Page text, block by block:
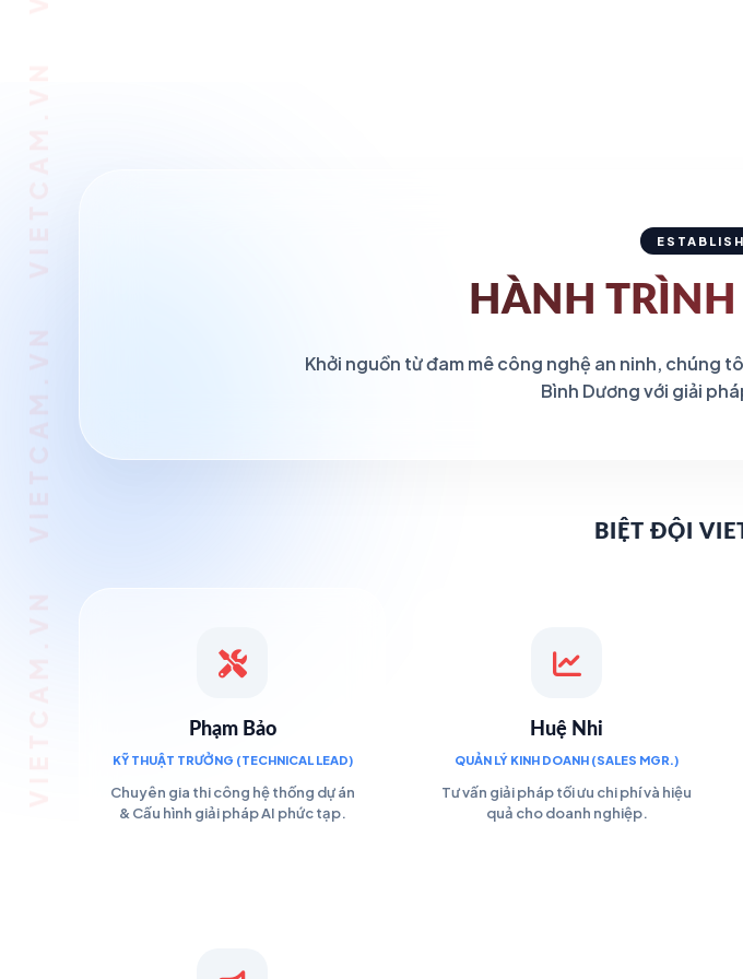
HÀNH TRÌNH
Khởi nguồn từ đam mê công nghệ an ninh, chúng
Bình Dương với giải
BIỆT ĐỘI
Phạm Bảo
KỸ THUẬT TRƯỞNG (TECHNICAL LEAD)
Chuyên gia thi công hệ thống dự án
& Cấu hình giải pháp AI phức tạp.
Huệ Nhi
QUẢN LÝ KINH DOANH (SALES MGR.)
Tư vấn giải pháp tối ưu chi phí và hiệu
quả cho doanh nghiệp.